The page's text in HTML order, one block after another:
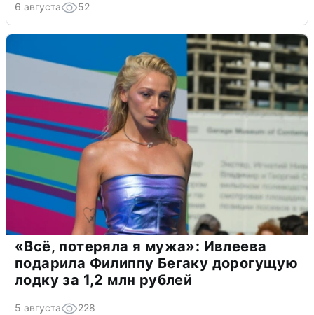
6 августа 52
«Всё, потеряла я мужа»: Ивлеева
подарила Филиппу Бегаку дорогущую
лодку за 1,2 млн рублей
5 августа 228